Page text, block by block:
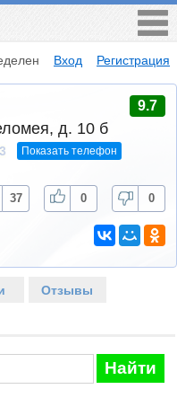
Вход Регистрация
9.7
д. 10 б
Показать телефон
37 0 0
Отзывы
Найти